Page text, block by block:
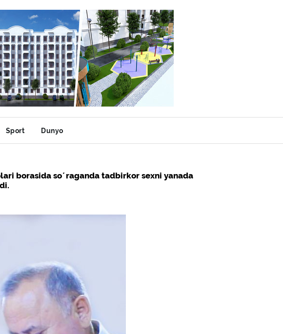
Sport Dunyo
borasida soʼraganda tadbirkor sexni yanada